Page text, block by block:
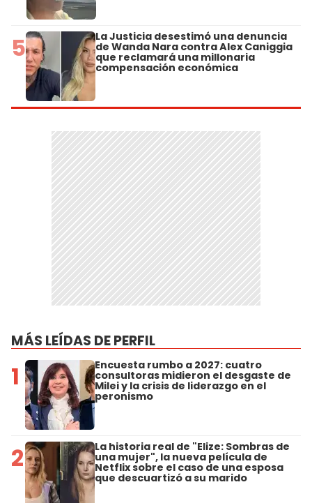
5 La Justicia desestimó una denuncia
de Wanda Nara contra Alex Caniggia
que reclamará una millonaria
compensación económica
MÁS LEÍDAS DE PERFIL
1 Encuesta rumbo a 2027: cuatro
consultoras midieron el desgaste de
Milei y la crisis de liderazgo en el
peronismo
2 La historia real de "Elize: Sombras de
una mujer", la nueva película de
Netflix sobre el caso de una esposa
que descuartizó a su marido